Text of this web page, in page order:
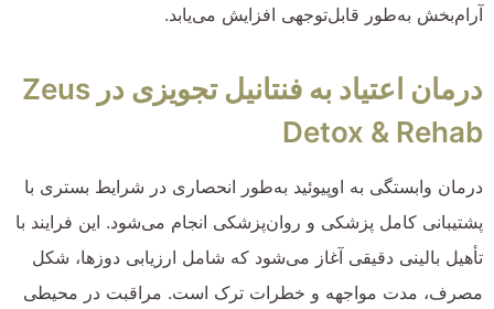
آرام‌بخش به‌طور قابل‌توجهی افزایش می‌یابد.
درمان اعتیاد به فنتانیل تجویزی در Zeus
Detox & Rehab
درمان وابستگی به اوپیوئید به‌طور انحصاری در شرایط بستری با
پشتیبانی کامل پزشکی و روان‌پزشکی انجام می‌شود. این فرایند با
تأهیل بالینی دقیقی آغاز می‌شود که شامل ارزیابی دوزها، شکل
مصرف، مدت مواجهه و خطرات ترک است. مراقبت در محیطی